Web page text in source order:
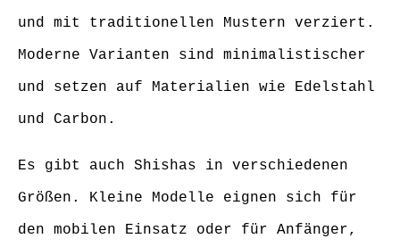
und mit traditionellen Mustern verziert.
Moderne Varianten sind minimalistischer
und setzen auf Materialien wie Edelstahl
und Carbon.
Es gibt auch Shishas in verschiedenen
Größen. Kleine Modelle eignen sich für
den mobilen Einsatz oder für Anfänger,